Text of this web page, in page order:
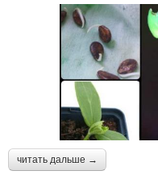
читать дальше →